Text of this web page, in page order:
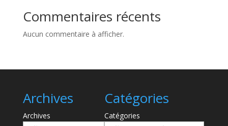
Commentaires récents
Aucun commentaire à afficher.
Archives
Archives
Catégories
Catégories